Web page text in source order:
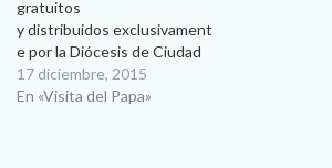
gratuitos
y distribuidos exclusivament
e por la Diócesis de Ciudad
Juárez … Ante un total de
212 mil personas el Papa
17 diciembre, 2015
En «Visita del Papa»